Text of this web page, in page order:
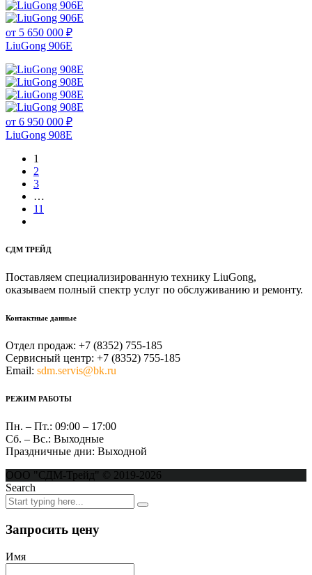
от 5 650 000 ₽
LiuGong 906E
от 6 950 000 ₽
LiuGong 908E
1
2
3
…
11
СДМ ТРЕЙД
Поставляем специализированную технику LiuGong,
оказываем полный спектр услуг по обслуживанию и ремонту.
Контактные данные
Отдел продаж: +7 (8352) 755-185
Сервисный центр: +7 (8352) 755-185
Email: sdm.servis@bk.ru
РЕЖИМ РАБОТЫ
Пн. – Пт.: 09:00 – 17:00
Сб. – Вс.: Выходные
Праздничные дни: Выходной
ООО "СДМ-Трейд" © 2019-2026
Search
Запросить цену
Имя